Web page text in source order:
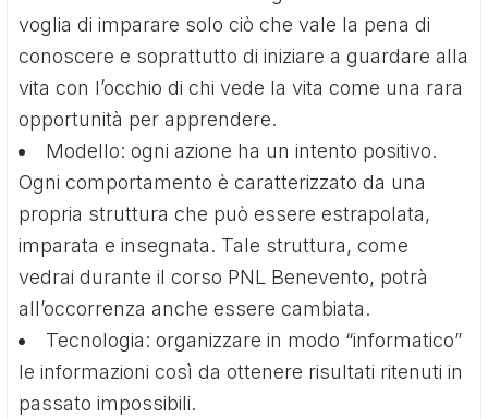
voglia di imparare solo ciò che vale la pena di
conoscere e soprattutto di iniziare a guardare alla
vita con l’occhio di chi vede la vita come una rara
opportunità per apprendere.
Modello: ogni azione ha un intento positivo.
Ogni comportamento è caratterizzato da una
propria struttura che può essere estrapolata,
imparata e insegnata. Tale struttura, come
vedrai durante il corso PNL Benevento, potrà
all’occorrenza anche essere cambiata.
Tecnologia: organizzare in modo “informatico”
le informazioni così da ottenere risultati ritenuti in
passato impossibili.